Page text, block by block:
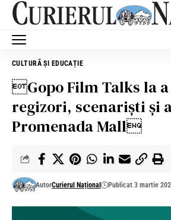
CULTURĂ ȘI EDUCAȚIE
Gopo Film Talks la
regizori, scenariști și
Promenada Mall
AutorCurierul Național Publicat 3 martie